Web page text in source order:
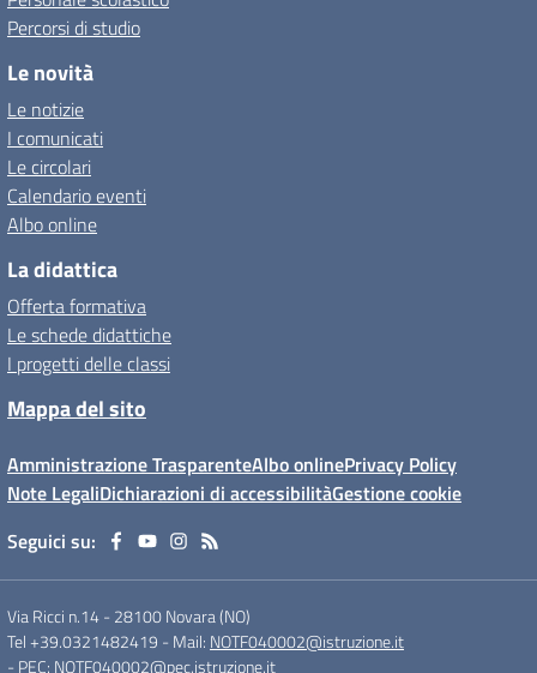
Percorsi di studio
Le novità
Le notizie
I comunicati
Le circolari
Calendario eventi
Albo online
La didattica
Offerta formativa
Le schede didattiche
I progetti delle classi
Mappa del sito
Amministrazione TrasparenteAlbo onlinePrivacy Policy
Note LegaliDichiarazioni di accessibilitàGestione cookie
Seguici su:
Via Ricci n.14- 28100 Novara (NO)
Tel +39.0321482419 - Mail: NOTF040002@istruzione.it
- PEC: NOTF040002@pec.istruzione.it